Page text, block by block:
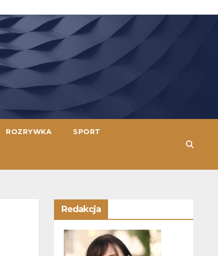
ROZRYWKA SPORT
Redakcja